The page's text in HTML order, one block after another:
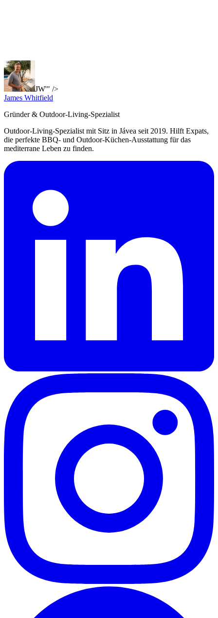
JW'" />
James Whitfield
Gründer & Outdoor-Living-Spezialist
Outdoor-Living-Spezialist mit Sitz in Jávea seit 2019. Hilft Expats,
die perfekte BBQ- und Outdoor-Küchen-Ausstattung für das
mediterrane Leben zu finden.